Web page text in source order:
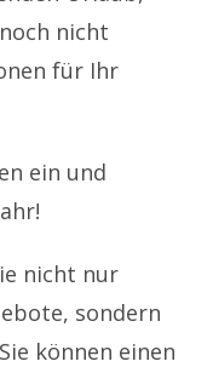
nicht
für Ihr
ein und
nicht nur
sondern
können einen